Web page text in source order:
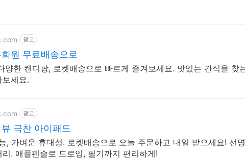
광고
원 무료배송으로
양한 캔디팡, 로켓배송으로 빠르게 즐겨보세요. 맛있는 간식을 찾
세요.
광고
극찬 아이패드
, 가벼운 휴대성. 로켓배송으로 오늘 주문하고 내일 받으세요! 선
. 애플펜슬로 드로잉, 필기까지 편리하게!